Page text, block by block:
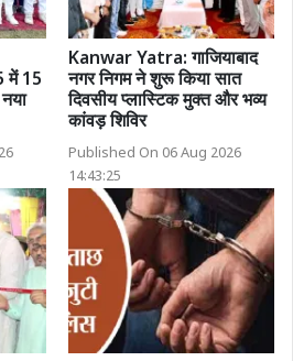
में 15
Kanwar Yatra: गाजियाबाद
नगर निगम ने शुरू किया सात
दिवसीय प्लास्टिक मुक्त और भव्य
कांवड़ शिविर
Published On 06 Aug 2026
14:43:25